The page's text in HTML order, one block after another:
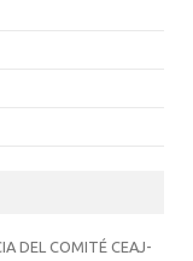
DEL COMITÉ CEAJ-